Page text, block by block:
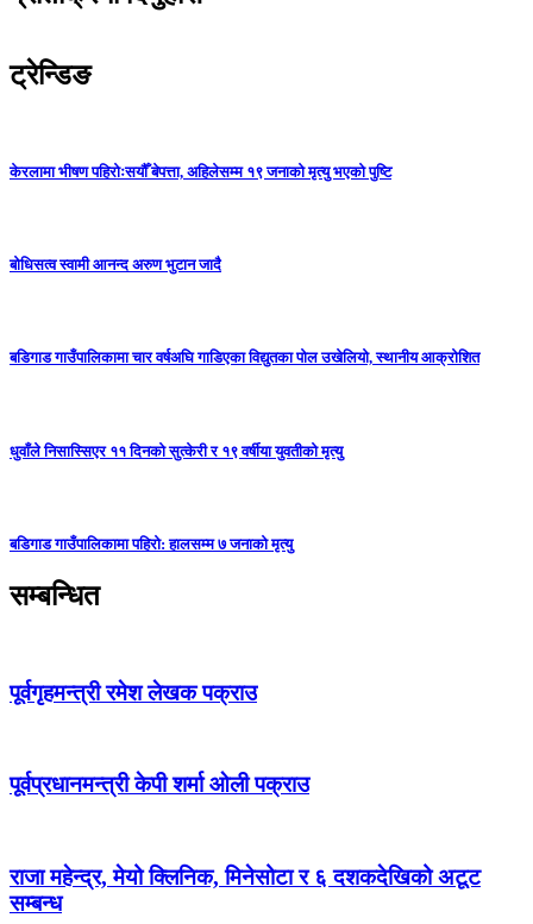
ट्रेन्डिङ
केरलामा भीषण पहिरोःसयौँ बेपत्ता, अहिलेसम्म १९ जनाको मृत्यु भएको पुष्टि
बोधिसत्व स्वामी आनन्द अरुण भुटान जादै
बडिगाड गाउँपालिकामा चार वर्षअघि गाडिएका विद्युतका पोल उखेलियो, स्थानीय आक्रोशित
धुवाँले निसास्सिएर ११ दिनको सुत्केरी र १९ वर्षीया युवतीको मृत्यु
बडिगाड गाउँपालिकामा पहिरो: हालसम्म ७ जनाको मृत्यु
सम्बन्धित
पूर्वगृहमन्त्री रमेश लेखक पक्राउ
पूर्वप्रधानमन्त्री केपी शर्मा ओली पक्राउ
राजा महेन्द्र, मेयो क्लिनिक, मिनेसोटा र ६ दशकदेखिको अटूट
सम्बन्ध